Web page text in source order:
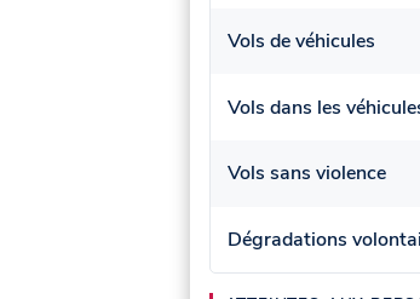
Vols de véhicules
Vols dans les
Vols sans violence
Dégradations